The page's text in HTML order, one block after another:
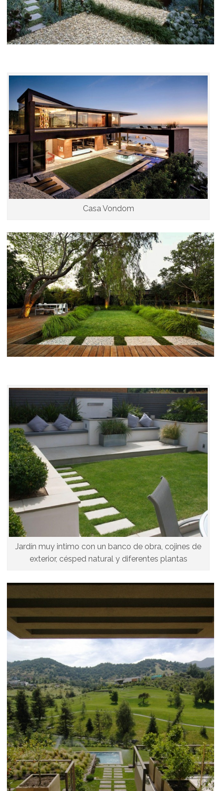
Casa Vondom
Jardín muy intimo con un banco de obra, cojines de
exterior, césped natural y diferentes plantas